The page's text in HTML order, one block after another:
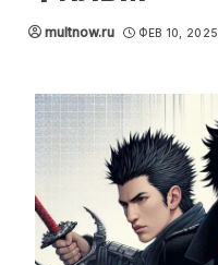
multnow.ru ФЕВ 10, 2025